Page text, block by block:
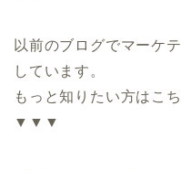
以前のブログでマーケ
しています。
もっと知りたい方はこ
▼▼▼